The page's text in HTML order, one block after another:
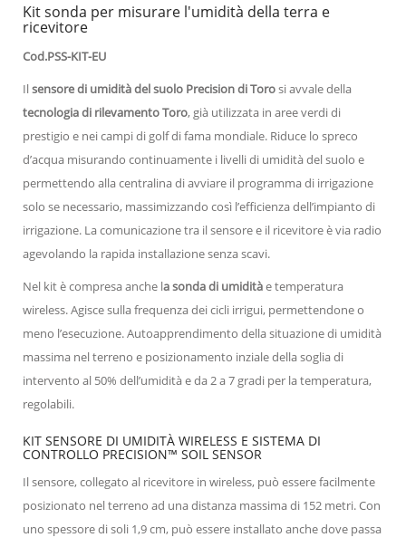
Kit sonda per misurare l'umidità della terra e
ricevitore
Cod.PSS-KIT-EU
Ilsensore di umidità del suolo Precision di Torosi avvale della
tecnologia di rilevamento Toro, già utilizzata in aree verdi di
prestigio e nei campi di golf di fama mondiale. Riduce lo spreco
d’acqua misurando continuamente i livelli di umidità del suolo e
permettendo alla centralina di avviare il programma di irrigazione
solo se necessario, massimizzando così l’efficienza dell’impianto di
irrigazione. La comunicazione tra il sensore e il ricevitore è via radio
agevolando la rapida installazione senza scavi.
Nel kit è compresa anche la sonda di umiditàe temperatura
wireless. Agisce sulla frequenza dei cicli irrigui, permettendone o
meno l’esecuzione. Autoapprendimento della situazione di umidità
massima nel terreno e posizionamento inziale della soglia di
intervento al 50% dell’umidità e da 2 a 7 gradi per la temperatura,
regolabili.
KIT SENSORE DI UMIDITÀ WIRELESS E SISTEMA DI
CONTROLLO PRECISION™ SOIL SENSOR
Il sensore, collegato al ricevitore in wireless, può essere facilmente
posizionato nel terreno ad una distanza massima di 152 metri. Con
uno spessore di soli 1,9 cm, può essere installato anche dove passa